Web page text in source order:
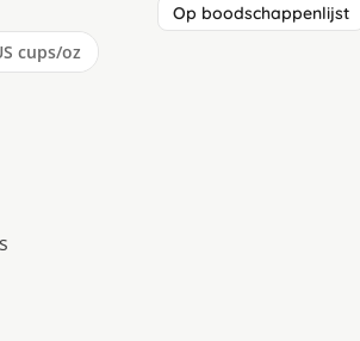
Op boodschappenlijst
cups/oz